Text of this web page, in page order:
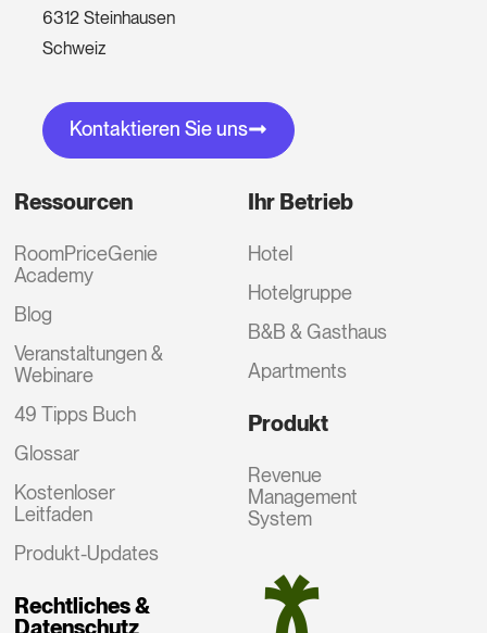
6312 Steinhausen
Schweiz
Kontaktieren Sie uns
Ressourcen
RoomPriceGenie
Academy
Blog
Veranstaltungen &
Webinare
49 Tipps Buch
Glossar
Kostenloser
Leitfaden
Produkt-Updates
Rechtliches &
Datenschutz
Ihr Betrieb
Hotel
Hotelgruppe
B&B & Gasthaus
Apartments
Produkt
Revenue
Management
System